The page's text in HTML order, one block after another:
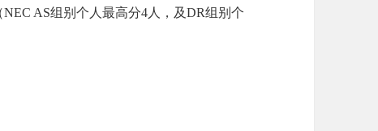
AS组别个人最高分4人，及DR组别个